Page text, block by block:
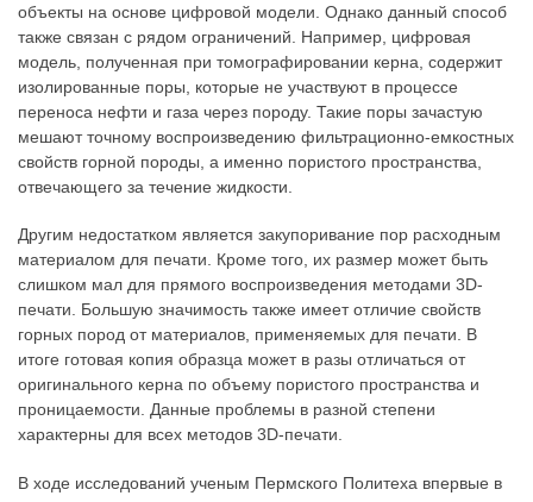
объекты на основе цифровой модели. Однако данный способ
также связан с рядом ограничений. Например, цифровая
модель, полученная при томографировании керна, содержит
изолированные поры, которые не участвуют в процессе
переноса нефти и газа через породу. Такие поры зачастую
мешают точному воспроизведению фильтрационно-емкостных
свойств горной породы, а именно пористого пространства,
отвечающего за течение жидкости.
Другим недостатком является закупоривание пор расходным
материалом для печати. Кроме того, их размер может быть
слишком мал для прямого воспроизведения методами 3D-
печати. Большую значимость также имеет отличие свойств
горных пород от материалов, применяемых для печати. В
итоге готовая копия образца может в разы отличаться от
оригинального керна по объему пористого пространства и
проницаемости. Данные проблемы в разной степени
характерны для всех методов 3D-печати.
В ходе исследований ученым Пермского Политеха впервые в